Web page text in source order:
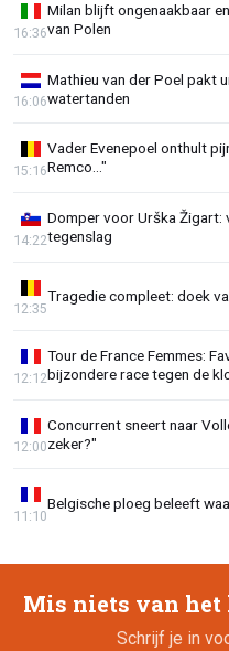
Milan blijft ongenaakbaar
van Polen
16:36
Mathieu van der Poel pakt
watertanden
16:06
Vader Evenepoel onthult
Remco..."
15:16
Domper voor Urška Žigart:
tegenslag
14:22
Tragedie compleet: doek
12:35
Tour de France Femmes:
bijzondere race tegen de
12:12
Concurrent sneert naar
zeker?"
12:00
Belgische ploeg beleeft
11:10
Mis niets van
Schrijf je in